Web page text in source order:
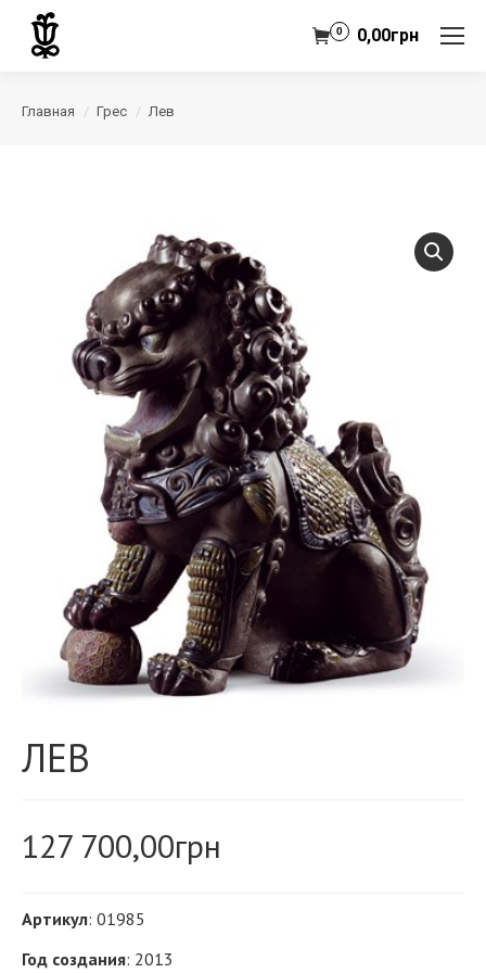
0,00грн
0
Главная Грес Лев
ЛЕВ
127 700,00грн
Артикул: 01985
Год создания: 2013